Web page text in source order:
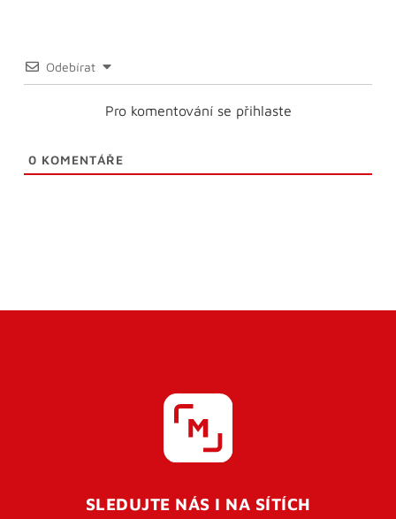
Odebírat
Pro komentování se přihlaste
0 KOMENTÁŘE
SLEDUJTE NÁS I NA SÍTÍCH